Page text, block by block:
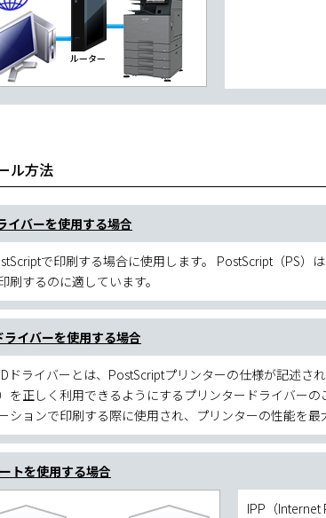
ル方法
イバーを使用する場合
で印刷する場合に使用します。 PostScript（PS）
印刷するのに適しています。
ライバーを使用する場合
ドライバーとは、PostScriptプリンターの仕様が記述さ
を正しく利用できるようにするプリンタードライバー
ションで印刷する際に使用され、プリンター
トを使用する場合
IPP（Internet